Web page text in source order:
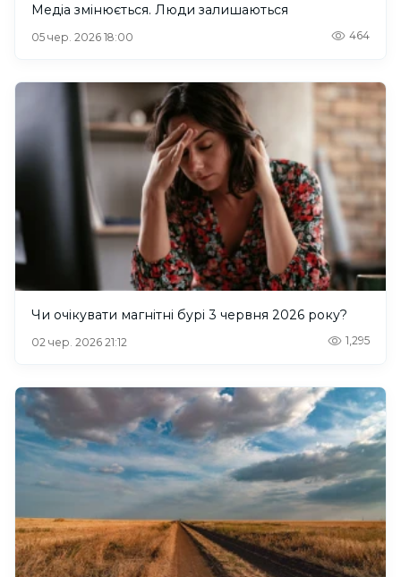
Медіа змінюється. Люди залишаються
05 чер. 2026 18:00 464
Чи очікувати магнітні бурі 3 червня 2026 року?
02 чер. 2026 21:12 1,295